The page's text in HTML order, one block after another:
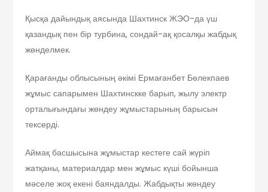
Қысқа дайындық аясында Шахтинск ЖЭО-да үш
қазандық пен бір турбина, сондай-ақ қосалқы жабдық
жөнделмек.
Қарағанды облысының әкімі Ермағанбет Бөлекпаев
жұмыс сапарымен Шахтинскке барып, жылу электр
орталығындағы жөндеу жұмыстарының барысын
тексерді.
Аймақ басшысына жұмыстар кестеге сай жүріп
жатқаны, материалдар мен жұмыс күші бойынша
мәселе жоқ екені баяндалды. Жабдықты жөндеу